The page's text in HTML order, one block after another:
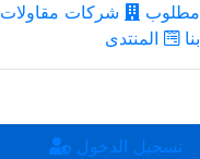
مطلوب
شركات مقاولات
بنا
المنتدى
تسجيل الدخول